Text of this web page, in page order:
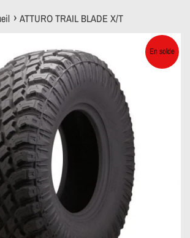
› ATTURO TRAIL BLADE X/T
En solde